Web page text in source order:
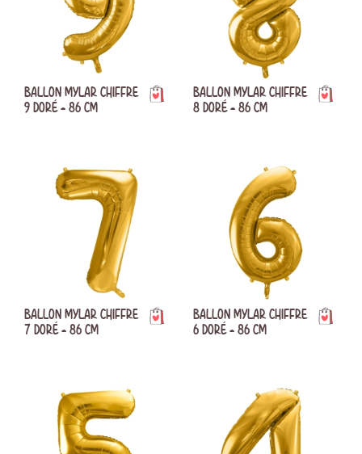
BALLON MYLAR CHIFFRE
9 DORÉ - 86 CM
BALLON MYLAR CHIFFRE
8 DORÉ - 86 CM
BALLON MYLAR CHIFFRE
7 DORÉ - 86 CM
BALLON MYLAR CHIFFRE
6 DORÉ - 86 CM